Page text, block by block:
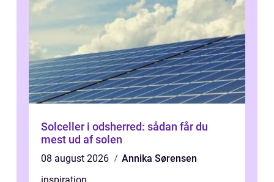
Solceller i odsherred: sådan får du
mest ud af solen
08 august 2026
Annika Sørensen